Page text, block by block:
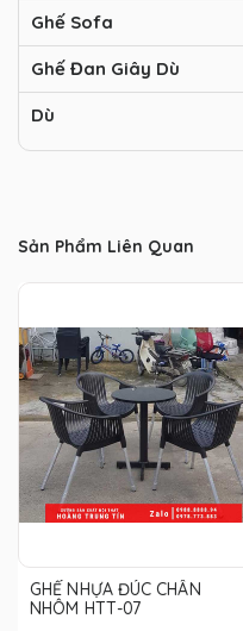
Ghế Sofa
Ghế Đan Giây Dù
Dù
Sản Phẩm Liên Quan
GHẾ NHỰA ĐÚC CHÂN
NHÔM HTT-07